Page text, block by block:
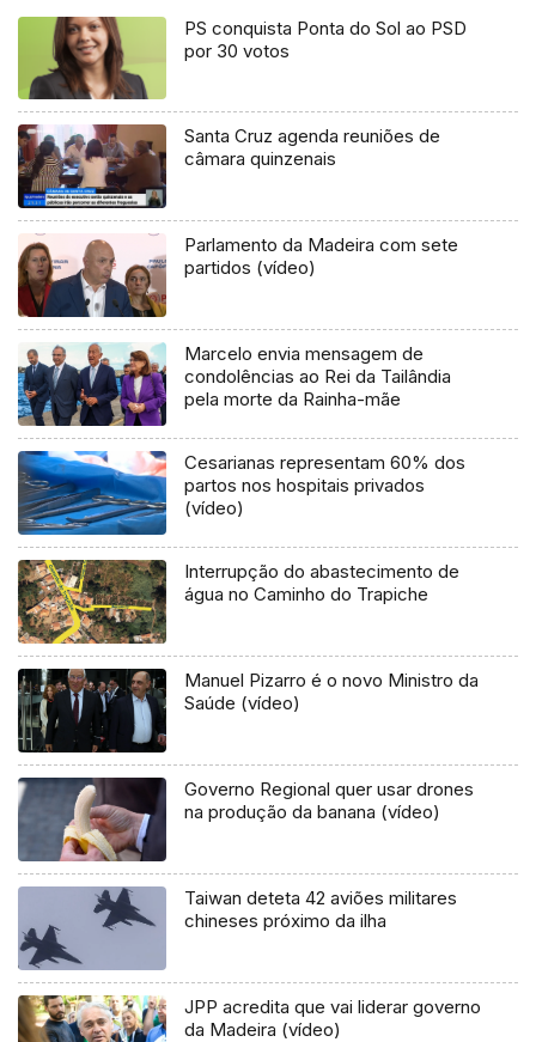
PS conquista Ponta do Sol ao PSD
por 30 votos
Santa Cruz agenda reuniões de
câmara quinzenais
Parlamento da Madeira com sete
partidos (vídeo)
Marcelo envia mensagem de
condolências ao Rei da Tailândia
pela morte da Rainha-mãe
Cesarianas representam 60% dos
partos nos hospitais privados
(vídeo)
Interrupção do abastecimento de
água no Caminho do Trapiche
Manuel Pizarro é o novo Ministro da
Saúde (vídeo)
Governo Regional quer usar drones
na produção da banana (vídeo)
Taiwan deteta 42 aviões militares
chineses próximo da ilha
JPP acredita que vai liderar governo
da Madeira (vídeo)